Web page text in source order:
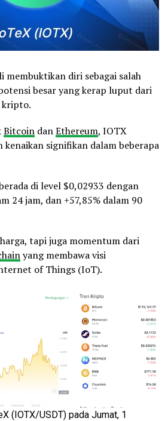
membuktikan diri sebagai salah
besar yang kerap luput dari
kripto.
Bitcoin danEthereum, IOTX
signifikan dalam beberapa
di level $0,02933 dengan
24 jam, dan +57,85% dalam 90
tapi juga momentum dari
yang membawa visi
of Things (IoT).
(IOTX/USDT) pada Jumat, 1